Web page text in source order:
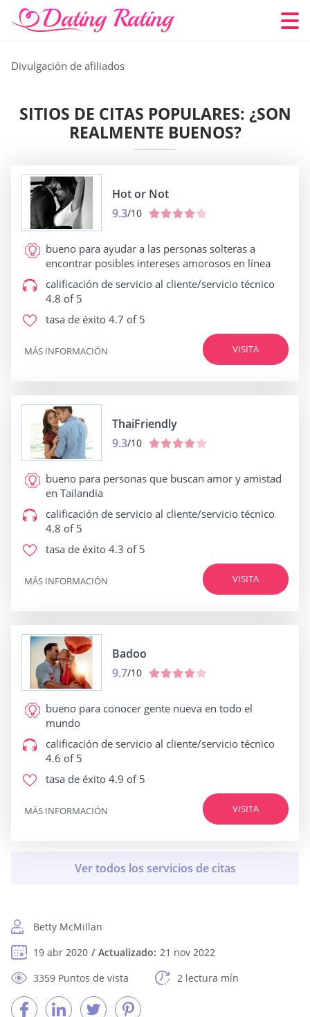
Divulgación de afiliados
SITIOS DE CITAS POPULARES: ¿SON
REALMENTE BUENOS?
Hot or Not
9.3/10
bueno para ayudar a las personas solteras a
encontrar posibles intereses amorosos en línea
calificación de servicio al cliente/servicio técnico
4.8 of 5
tasa de éxito 4.7 of 5
VISITA
MÁS INFORMACIÓN
ThaiFriendly
9.3/10
bueno para personas que buscan amor y amistad
en Tailandia
calificación de servicio al cliente/servicio técnico
4.8 of 5
tasa de éxito 4.3 of 5
VISITA
MÁS INFORMACIÓN
Badoo
9.7/10
bueno para conocer gente nueva en todo el
mundo
calificación de servicio al cliente/servicio técnico
4.6 of 5
tasa de éxito 4.9 of 5
VISITA
MÁS INFORMACIÓN
Betty McMillan
19 abr 2020
Actualizado: 21 nov 2022
3359 Puntos de vista
2 lectura mín